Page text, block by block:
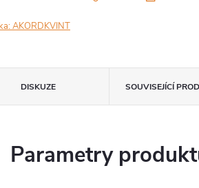
AKORDKVINT
DISKUZE SOUVISEJÍCÍ
Parametry